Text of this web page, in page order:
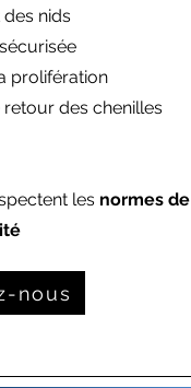
nids
prolifération
des chenilles
les normes de
nous